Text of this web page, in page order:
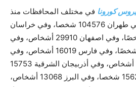
كورونا في مختلف المحافظات منذ
بداية تفشي كورونا: في طهران 104576 شخصا، وفي خراسان
27355 شخصًا، وفي فارس 16019 أشخاص، وفي
أذربيجان الغربية 16008 أشخاص، وفي أذربيجان الشرقية 15753
شخصا، وفي كيلان 15620 شخصا، وفي البرز 13068 أشخاص،